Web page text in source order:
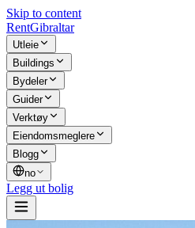
Skip to content
RentGibraltar
Utleie
Buildings
Bydeler
Guider
Verktøy
Eiendomsmeglere
Blogg
no
Legg ut bolig